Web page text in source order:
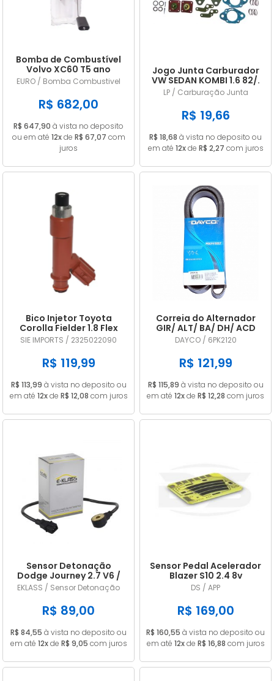
Bomba de Combustível
Volvo XC60 T5 ano
2015/... em diante
A2C53325536
EURO / Bomba Combustivel
R$ 682,00
R$ 647,90 à vista no deposito
ou em até 12xde R$ 67,07 com
juros
Jogo Junta Carburador
VW SEDAN KOMBI 1.6 82/.
CARB 32 PDSIT ALCOOL
LP / Carburação Junta
R$ 19,66
R$ 18,68 à vista no deposito ou
em até 12xde R$ 2,27 com juros
Bico Injetor Toyota
Corolla Fielder 1.8 Flex
2009 2010 2011 2012 2013
2325022090
SIE IMPORTS / 2325022090
R$ 119,99
R$ 113,99 à vista no deposito ou
em até 12xde R$ 12,08 com juros
Correia do Alternador
GIR/ ALT/ BA/ DH/ ACD
DAYCO 6PK2120
DAYCO / 6PK2120
R$ 121,99
R$ 115,89 à vista no deposito ou
em até 12xde R$ 12,28 com juros
Sensor Detonação
Dodge Journey 2.7 V6 /
Challenger 3.5 V6
4609093AE / 4606093AD
EKLASS / Sensor Detonação
R$ 89,00
R$ 84,55 à vista no deposito ou
em até 12xde R$ 9,05 com juros
Sensor Pedal Acelerador
Blazer S10 2.4 8v
Gasolina 2006/2011
DS / APP
R$ 169,00
R$ 160,55 à vista no deposito ou
em até 12xde R$ 16,88 com juros